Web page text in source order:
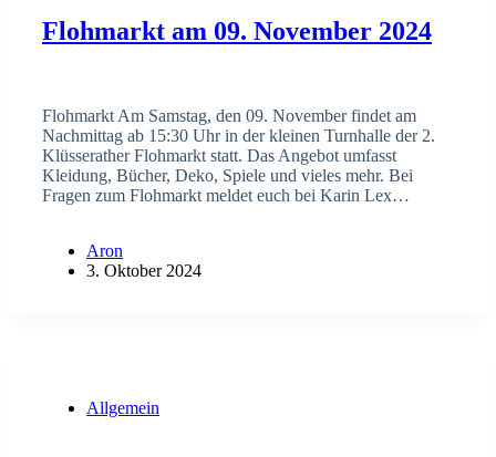
Flohmarkt am 09. November 2024
Flohmarkt Am Samstag, den 09. November findet am
Nachmittag ab 15:30 Uhr in der kleinen Turnhalle der 2.
Klüsserather Flohmarkt statt. Das Angebot umfasst
Kleidung, Bücher, Deko, Spiele und vieles mehr. Bei
Fragen zum Flohmarkt meldet euch bei Karin Lex…
Aron
3. Oktober 2024
Allgemein